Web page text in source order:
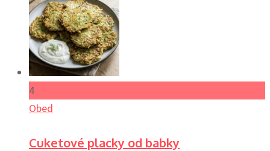
4
Obed
Cuketové placky od babky